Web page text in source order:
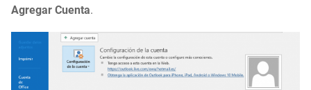
Agregar Cuenta.